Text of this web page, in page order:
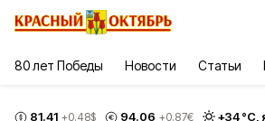
80 лет Победы Новости Статьи
81.41 +0.48$ 94.06 +0.87€ +34°С,